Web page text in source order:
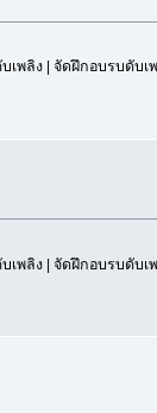
เพลิง | จัดฝึกอบรบดับเ
เพลิง | จัดฝึกอบรบดับเ